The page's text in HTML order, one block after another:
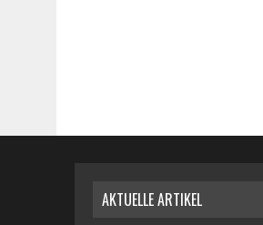
AKTUELLE ARTIKEL